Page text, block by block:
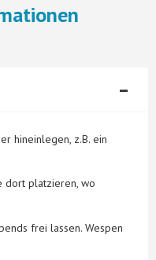
-
hineinlegen, z.B. ein
dort platzieren, wo
frei lassen. Wespen